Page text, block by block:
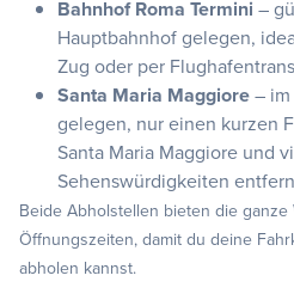
Bahnhof Roma Termini –
Hauptbahnhof gelegen,
Zug oder per
Santa Maria Maggiore–
gelegen, nur einen kurzen
Santa Maria Maggiore und
Sehenswürdigkeiten
Beide Abholstellen bieten die
Öffnungszeiten, damit du deine
abholen kannst.